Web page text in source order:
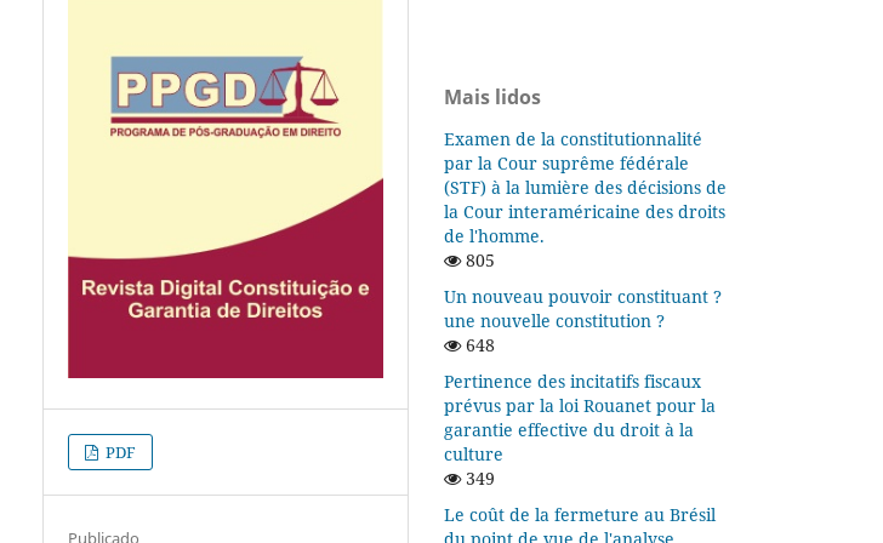
PDF
Publicado
Mais lidos
Examen de la constitutionnalité
par la Cour suprême fédérale
(STF) à la lumière des décisions de
la Cour interaméricaine des droits
de l'homme.
805
Un nouveau pouvoir constituant ?
une nouvelle constitution ?
648
Pertinence des incitatifs fiscaux
prévus par la loi Rouanet pour la
garantie effective du droit à la
culture
349
Le coût de la fermeture au Brésil